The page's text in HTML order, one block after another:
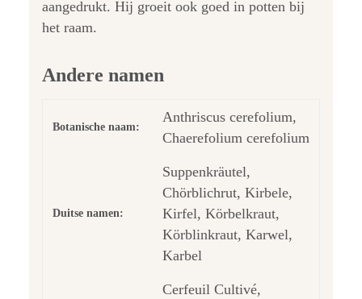
aangedrukt. Hij groeit ook goed in potten bij
het raam.
Andere namen
Botanische naam:
Anthriscus cerefolium,
Chaerefolium cerefolium
Duitse namen:
Suppenkräutel,
Chörblichrut, Kirbele,
Kirfel, Körbelkraut,
Körblinkraut, Karwel,
Karbel
Cerfeuil Cultivé,